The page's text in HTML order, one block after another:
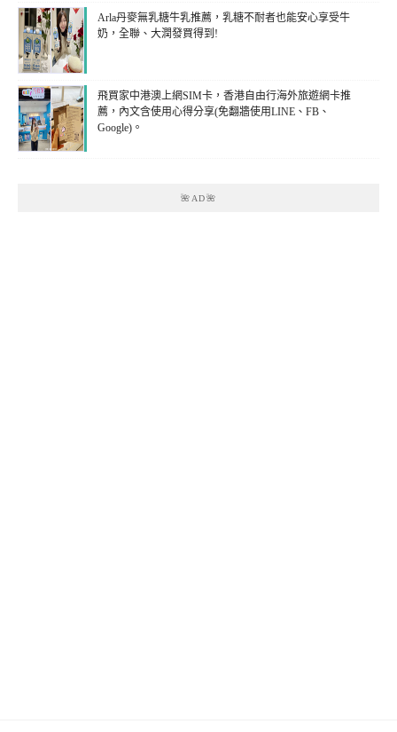
Arla丹麥無乳糖牛乳推薦，乳糖不耐者也能安心享受牛
奶，全聯、大潤發買得到!
飛買家中港澳上網SIM卡，香港自由行海外旅遊網卡推
薦，內文含使用心得分享(免翻牆使用LINE、FB、
Google)。
🌺AD🌺